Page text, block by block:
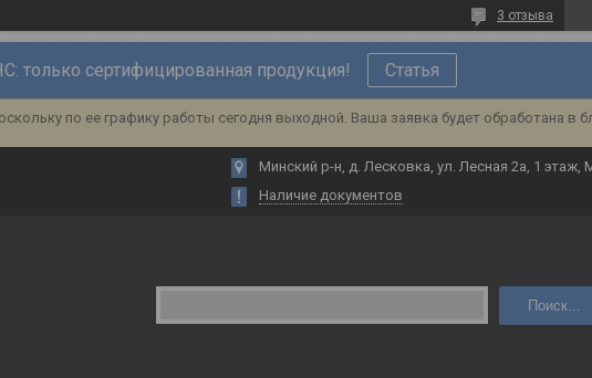
3 отзыва
только сертифицированная продукция! Статья
по ее графику работы сегодня выходной. Ваша заявка будет обработана в
Минский р-н, д. Лесковка, ул. Лесная 2а, 1 этаж,
Наличие документов
Поиск...